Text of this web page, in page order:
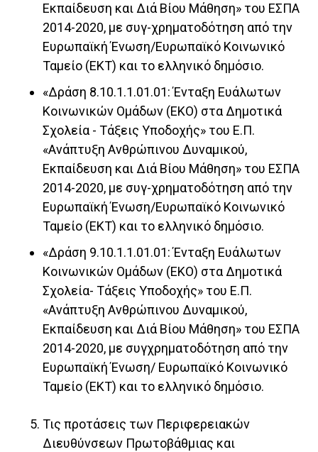
Εκπαίδευση και Διά Βίου Μάθηση» του ΕΣΠΑ
2014-2020, με συγ-χρηματοδότηση από την
Ευρωπαϊκή Ένωση/Ευρωπαϊκό Κοινωνικό
Ταμείο (ΕΚΤ) και το ελληνικό δημόσιο.
«Δράση 8.10.1.1.01.01: Ένταξη Ευάλωτων
Κοινωνικών Ομάδων (ΕΚΟ) στα Δημοτικά
Σχολεία - Τάξεις Υποδοχής» του Ε.Π.
«Ανάπτυξη Ανθρώπινου Δυναμικού,
Εκπαίδευση και Διά Βίου Μάθηση» του ΕΣΠΑ
2014-2020, με συγ-χρηματοδότηση από την
Ευρωπαϊκή Ένωση/Ευρωπαϊκό Κοινωνικό
Ταμείο (ΕΚΤ) και το ελληνικό δημόσιο.
«Δράση 9.10.1.1.01.01: Ένταξη Ευάλωτων
Κοινωνικών Ομάδων (ΕΚΟ) στα Δημοτικά
Σχολεία- Τάξεις Υποδοχής» του Ε.Π.
«Ανάπτυξη Ανθρώπινου Δυναμικού,
Εκπαίδευση και Διά Βίου Μάθηση» του ΕΣΠΑ
2014-2020, με συγχρηματοδότηση από την
Ευρωπαϊκή Ένωση/ Ευρωπαϊκό Κοινωνικό
Ταμείο (ΕΚΤ) και το ελληνικό δημόσιο.
Τις προτάσεις των Περιφερειακών
Διευθύνσεων Πρωτοβάθμιας και